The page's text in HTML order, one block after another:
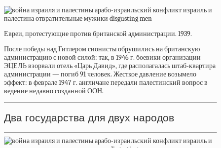
Евреи, протестующие против британской администрации. 1939.
После победы над Гитлером сионисты обрушились на британскую
администрацию с новой силой: так, в 1946 г. боевики организации
ЭЦЕЛЬ взорвали отель «Царь Давид», где располагалась штаб-квартира
администрации — погиб 91 человек. Жесткое давление возымело
эффект: в феврале 1947 г. англичане передали палестинский вопрос в
ведение недавно созданной ООН.
Два государства для двух народов